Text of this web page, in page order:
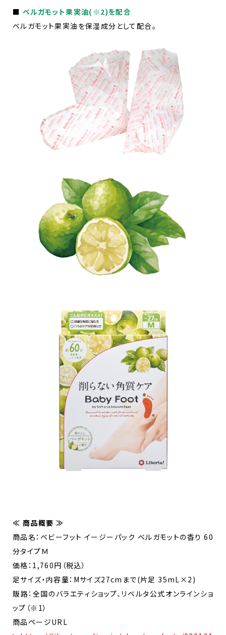
■ ベルガモット果実油(※2)を配合
ベルガモット果実油を保湿成分として配合。
≪ 商品概要 ≫
商品名：ベビーフット イージーパック ベルガモットの香り​ 60
分タイプＭ
価格：1,760円（税込）
足サイズ・内容量：Mサイズ27cmまで(片足 35mL×2)
販路：全国のバラエティショップ、リベルタ公式オンラインショ
ップ（※1）
商品ページURL